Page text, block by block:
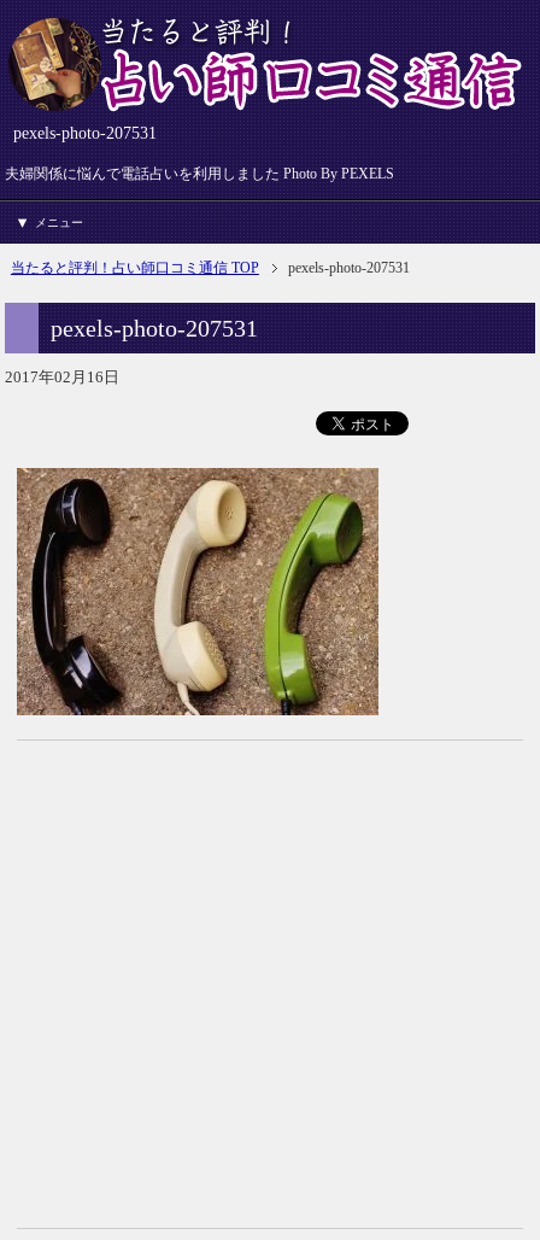
pexels-photo-207531
夫婦関係に悩んで電話占いを利用しました Photo By PEXELS
メニュー
当たると評判！占い師口コミ通信 TOP pexels-photo-207531
pexels-photo-207531
2017年02月16日